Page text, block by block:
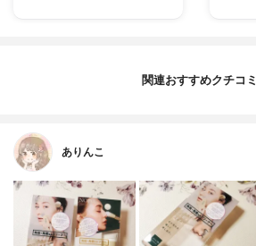
関連おすすめクチコミ
ありんこ